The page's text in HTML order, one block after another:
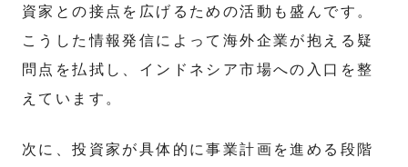
資家との接点を広げるための活動も盛んです。
こうした情報発信によって海外企業が抱える疑
問点を払拭し、インドネシア市場への入口を整
えています。
次に、投資家が具体的に事業計画を進める段階